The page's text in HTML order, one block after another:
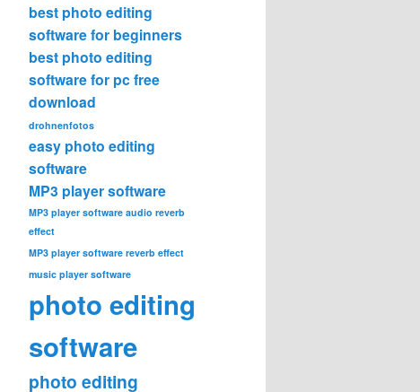
best photo editing
software for beginners
best photo editing
software for pc free
download
drohnenfotos
easy photo editing
software
MP3 player software
MP3 player software audio reverb
effect
MP3 player software reverb effect
music player software
photo editing
software
photo editing